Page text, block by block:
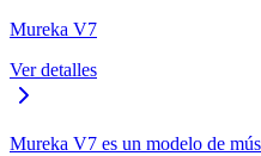
Mureka V7
Ver detalles
Mureka V7 es un modelo de